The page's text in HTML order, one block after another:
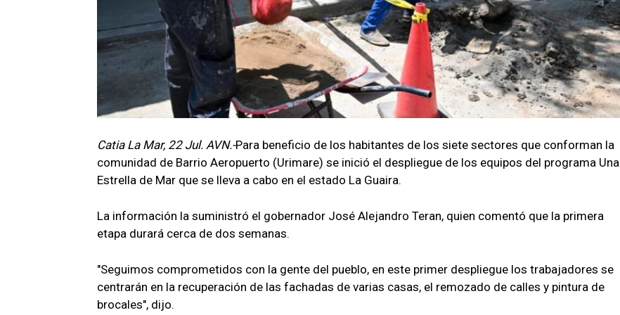
Catia La Mar, 22 Jul. AVN.-Para beneficio de los habitantes de los siete sectores que conforman la
comunidad de Barrio Aeropuerto (Urimare) se inició el despliegue de los equipos del programa Una
Estrella de Mar que se lleva a cabo en el estado La Guaira.
La información la suministró el gobernador José Alejandro Teran, quien comentó que la primera
etapa durará cerca de dos semanas.
"Seguimos comprometidos con la gente del pueblo, en este primer despliegue los trabajadores se
centrarán en la recuperación de las fachadas de varias casas, el remozado de calles y pintura de
brocales", dijo.